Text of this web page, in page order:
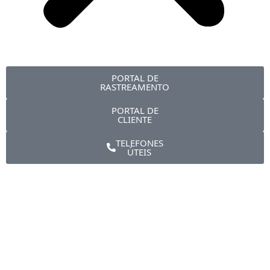
PORTAL DE
RASTREAMENTO
PORTAL DE
CLIENTE
TELEFONES
ÚTEIS